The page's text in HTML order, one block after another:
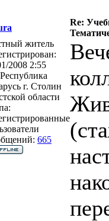
Re:
житель
2008 2:55
Республика
г. Столин
области
665